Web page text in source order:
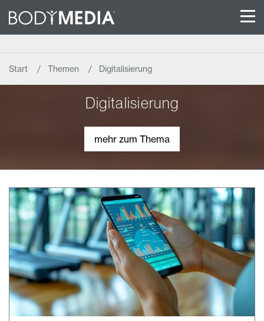
Start Themen Digitalisierung
Digitalisierung
mehr zum Thema